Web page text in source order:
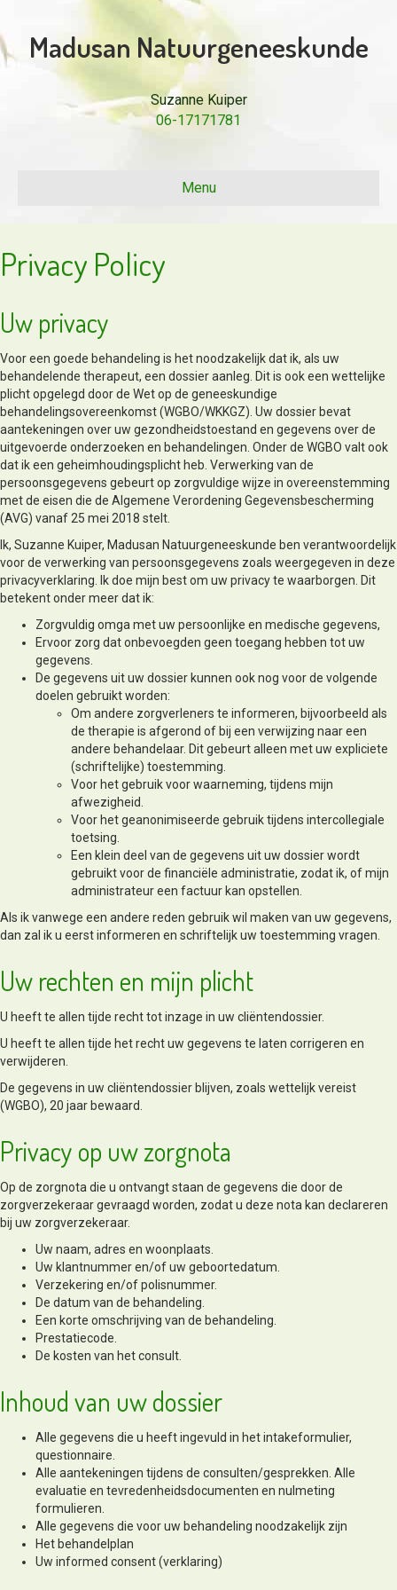
Madusan Natuurgeneeskunde
Suzanne Kuiper
06-17171781
Menu
Privacy Policy
Uw privacy
Voor een goede behandeling is het noodzakelijk dat ik, als uw
behandelende therapeut, een dossier aanleg. Dit is ook een wettelijke
plicht opgelegd door de Wet op de geneeskundige
behandelingsovereenkomst (WGBO/WKKGZ). Uw dossier bevat
aantekeningen over uw gezondheidstoestand en gegevens over de
uitgevoerde onderzoeken en behandelingen. Onder de WGBO valt ook
dat ik een geheimhoudingsplicht heb. Verwerking van de
persoonsgegevens gebeurt op zorgvuldige wijze in overeenstemming
met de eisen die de Algemene Verordening Gegevensbescherming
(AVG) vanaf 25 mei 2018 stelt.
Ik, Suzanne Kuiper, Madusan Natuurgeneeskunde ben verantwoordelijk
voor de verwerking van persoonsgegevens zoals weergegeven in deze
privacyverklaring. Ik doe mijn best om uw privacy te waarborgen. Dit
betekent onder meer dat ik:
Zorgvuldig omga met uw persoonlijke en medische gegevens,
Ervoor zorg dat onbevoegden geen toegang hebben tot uw
gegevens.
De gegevens uit uw dossier kunnen ook nog voor de volgende
doelen gebruikt worden:
Om andere zorgverleners te informeren, bijvoorbeeld als
de therapie is afgerond of bij een verwijzing naar een
andere behandelaar. Dit gebeurt alleen met uw expliciete
(schriftelijke) toestemming.
Voor het gebruik voor waarneming, tijdens mijn
afwezigheid.
Voor het geanonimiseerde gebruik tijdens intercollegiale
toetsing.
Een klein deel van de gegevens uit uw dossier wordt
gebruikt voor de financiële administratie, zodat ik, of mijn
administrateur een factuur kan opstellen.
Als ik vanwege een andere reden gebruik wil maken van uw gegevens,
dan zal ik u eerst informeren en schriftelijk uw toestemming vragen.
Uw rechten en mijn plicht
U heeft te allen tijde recht tot inzage in uw cliëntendossier.
U heeft te allen tijde het recht uw gegevens te laten corrigeren en
verwijderen.
De gegevens in uw cliëntendossier blijven, zoals wettelijk vereist
(WGBO), 20 jaar bewaard.
Privacy op uw zorgnota
Op de zorgnota die u ontvangt staan de gegevens die door de
zorgverzekeraar gevraagd worden, zodat u deze nota kan declareren
bij uw zorgverzekeraar.
Uw naam, adres en woonplaats.
Uw klantnummer en/of uw geboortedatum.
Verzekering en/of polisnummer.
De datum van de behandeling.
Een korte omschrijving van de behandeling.
Prestatiecode.
De kosten van het consult.
Inhoud van uw dossier
Alle gegevens die u heeft ingevuld in het intakeformulier,
questionnaire.
Alle aantekeningen tijdens de consulten/gesprekken. Alle
evaluatie en tevredenheidsdocumenten en nulmeting
formulieren.
Alle gegevens die voor uw behandeling noodzakelijk zijn
Het behandelplan
Uw informed consent (verklaring)